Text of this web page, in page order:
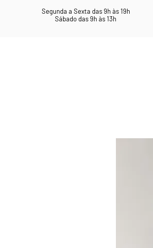
Segunda a Sexta das 9h às 19h
Sábado das 9h às 13h